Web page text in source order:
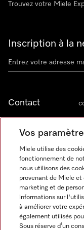
Trouvez votre Miele
Inscription à la
Contact
Langue
FRANÇAIS
Miele sur Facebook
Miele surMiele
Vos
Miele utilise des
fonctionnement de
nous utilisons des
provenant de Miele et
marketing et de
informations sur
à améliorer votre
également utilisés
Sous réserve d’un